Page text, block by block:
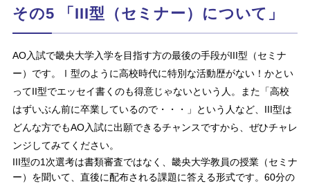
その5 「III型（セミナー）について」
AO入試で畿央大学入学を目指す方の最後の手段がIII型（セミナ
ー）です。Ⅰ型のように高校時代に特別な活動歴がない！かとい
ってII型でエッセイ書くのも得意じゃないという人。また「高校
はずいぶん前に卒業しているので・・・」という人など、III型は
どんな方でもAO入試に出願できるチャンスですから、ぜひチャレ
ンジしてみてください。
III型の1次選考は書類審査ではなく、畿央大学教員の授業（セミナ
ー）を聞いて、直後に配布される課題に答える形式です。60分の